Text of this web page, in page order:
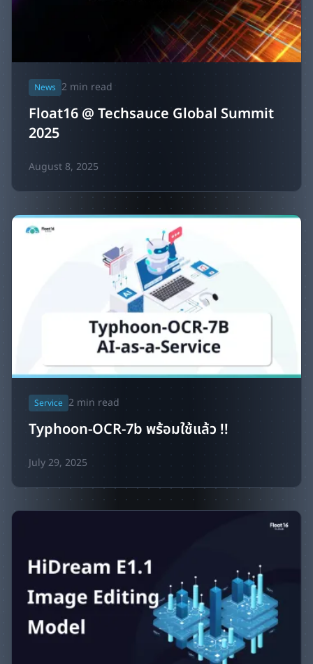
News 2 min read
Float16 @ Techsauce Global Summit
2025
August 8, 2025
Service 2 min read
Typhoon-OCR-7b พร้อมใช้แล้ว !!
July 29, 2025